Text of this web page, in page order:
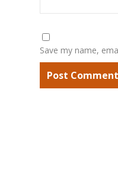
Save my name,